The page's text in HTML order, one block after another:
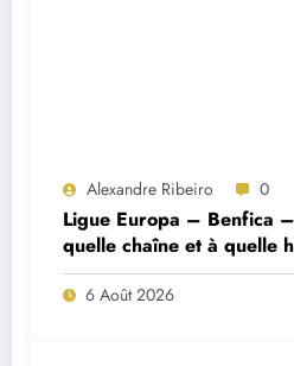
Alexandre Ribeiro 0
Ligue Europa – Benfica
quelle chaîne et à quelle
match ?
6 Août 2026